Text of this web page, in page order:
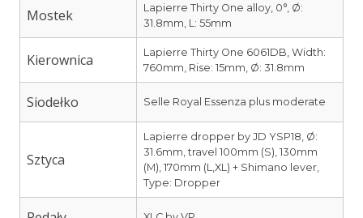
Mostek
Lapierre Thirty One alloy, 0°, Ø:
31.8mm, L: 55mm
Kierownica
Lapierre Thirty One 6061DB, Width:
760mm, Rise: 15mm, Ø: 31.8mm
Siodełko Selle Royal Essenza plus moderate
Sztyca
Lapierre dropper by JD YSP18, Ø:
31.6mm, travel 100mm (S), 130mm
(M), 170mm (L,XL) + Shimano lever,
Type: Dropper